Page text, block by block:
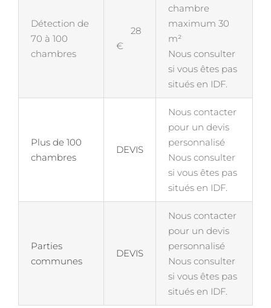
Détection de
70 à 100
chambres
28
€
chambre
maximum 30
m²
Nous consulter
si vous êtes pas
situés en IDF.
Plus de 100
chambres
DEVIS
Nous contacter
pour un devis
personnalisé
Nous consulter
si vous êtes pas
situés en IDF.
Parties
communes
DEVIS
Nous contacter
pour un devis
personnalisé
Nous consulter
si vous êtes pas
situés en IDF.